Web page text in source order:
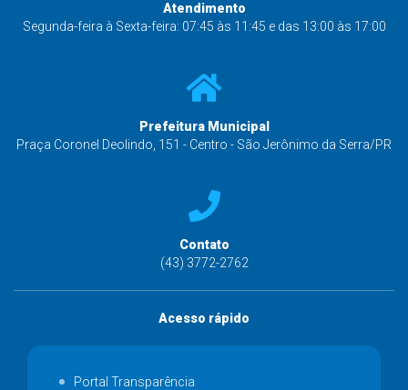
Atendimento
Segunda-feira à Sexta-feira: 07:45 às 11:45 e das 13:00 às 17:00
Prefeitura Municipal
Praça Coronel Deolindo, 151 - Centro - São Jerônimo da Serra/PR
Contato
(43) 3772-2762
Acesso rápido
Portal Transparência